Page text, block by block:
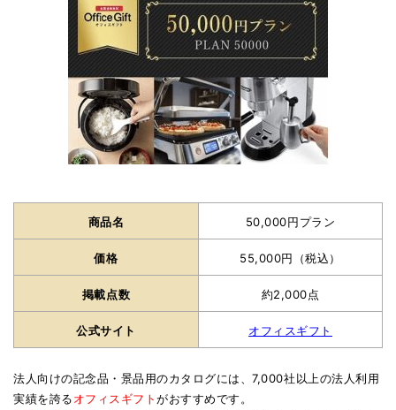
商品名 50,000円プラン
価格 55,000円（税込）
掲載点数 約2,000点
公式サイト オフィスギフト
法人向けの記念品・景品用のカタログには、7,000社以上の法人利用
実績を誇るオフィスギフトがおすすめです。